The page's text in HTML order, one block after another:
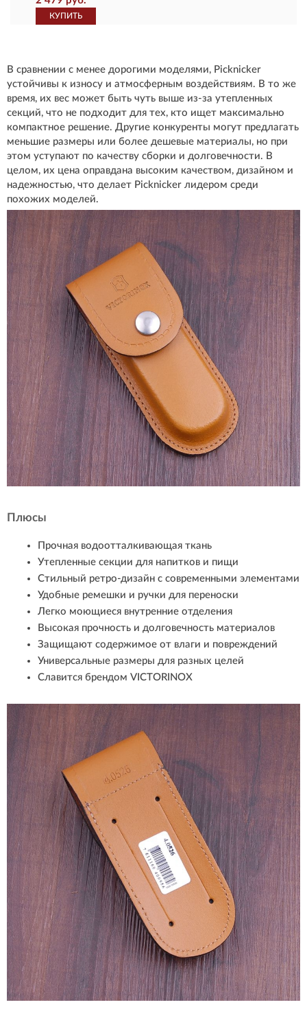
КУПИТЬ
В сравнении с менее дорогими моделями, Picknicker
устойчивы к износу и атмосферным воздействиям. В то же
время, их вес может быть чуть выше из-за утепленных
секций, что не подходит для тех, кто ищет максимально
компактное решение. Другие конкуренты могут предлагать
меньшие размеры или более дешевые материалы, но при
этом уступают по качеству сборки и долговечности. В
целом, их цена оправдана высоким качеством, дизайном и
надежностью, что делает Picknicker лидером среди
похожих моделей.
Плюсы
Прочная водоотталкивающая ткань
Утепленные секции для напитков и пищи
Стильный ретро-дизайн с современными элементами
Удобные ремешки и ручки для переноски
Легко моющиеся внутренние отделения
Высокая прочность и долговечность материалов
Защищают содержимое от влаги и повреждений
Универсальные размеры для разных целей
Славится брендом VICTORINOX